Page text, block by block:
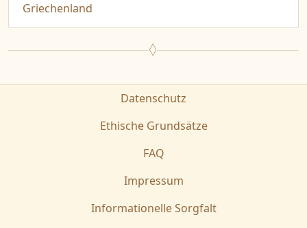
Griechenland
Datenschutz
Ethische Grundsätze
FAQ
Impressum
Informationelle Sorgfalt